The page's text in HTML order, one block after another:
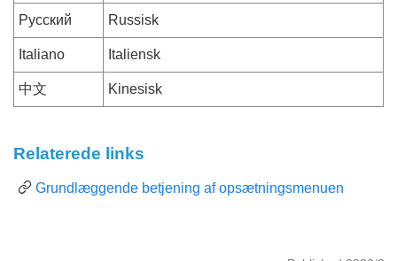
Русский Russisk
Italiano Italiensk
中文 Kinesisk
Relaterede links
Grundlæggende betjening af opsætningsmenuen